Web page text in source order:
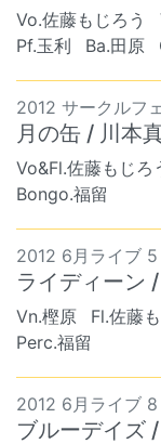
Vo.佐藤もじろう
Pf.玉利
Ba.田原
2012 サークルフ
月の缶 / 川本
Vo&Fl.佐藤もじろ
Bongo.福留
2012 6月ライブ 5
ライディーン
Vn.樫原 Fl.佐藤
Perc.福留
2012 6月ライブ 8
ブルーデイズ